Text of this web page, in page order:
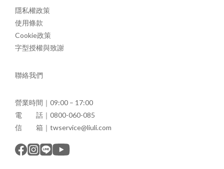
隱私權政策
使用條款
Cookie政策
字型授權與致謝
聯絡我們
營業時間｜09:00 – 17:00
電 話｜0800-060-085
信 箱｜twservice@liuli.com